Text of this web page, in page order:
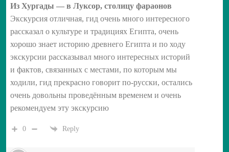
Из Хургады — в Луксор, столицу фараонов
Экскурсия отличная, гид очень много интересного
рассказал о культуре и традициях Египта, очень
хорошо знает историю древнего Египта и по ходу
экскурсии рассказывал много интересных историй
и фактов, связанных с местами, по которым мы
ходили, гид прекрасно говорит по-русски, остались
очень довольны проведённым временем и очень
рекомендуем эту экскурсию
0 Reply